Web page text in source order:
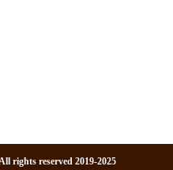
2019-2025 CHARQOUNA — All rights reserved ©